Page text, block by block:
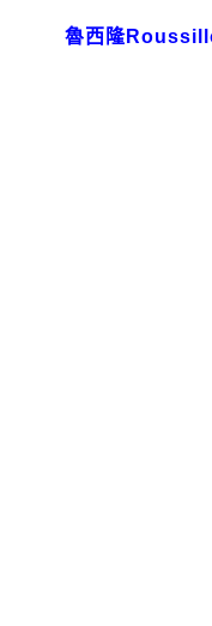
魯西隆